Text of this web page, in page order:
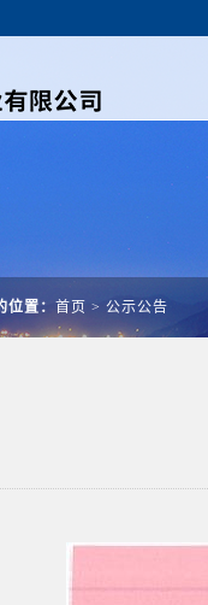
位置： 首页 > 公示公告